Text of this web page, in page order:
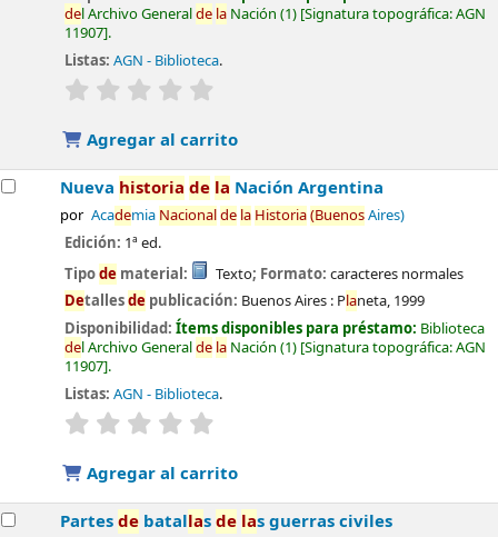
del Archivo Generalde la Nación (1) Signatura topográfica:AGN
11907 .
Listas: AGN - Biblioteca.
valoración
Agregar al carrito
Nueva historia de la Nación Argentina
por Academia Nacionalde la Historia(BuenosAires)
Edición: 1ª ed.
Tipode material: Texto; Formato: caracteres normales
Detallesde publicación: Buenos Aires : Planeta, 1999
Disponibilidad:Ítems disponibles para préstamo: Biblioteca
del Archivo Generalde la Nación (1) Signatura topográfica:AGN
11907 .
Listas: AGN - Biblioteca.
valoración
Agregar al carrito
Partesde batallasde las guerras civiles